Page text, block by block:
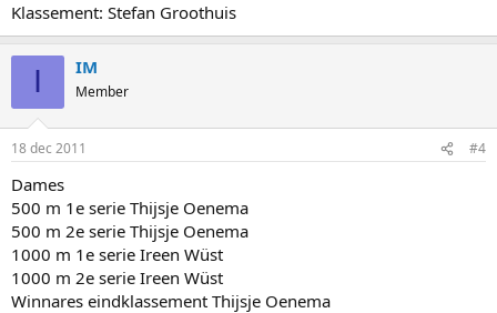
Klassement: Stefan Groothuis
I IM
Member
18 dec 2011 #4
Dames
500 m 1e serie Thijsje Oenema
500 m 2e serie Thijsje Oenema
1000 m 1e serie Ireen Wüst
1000 m 2e serie Ireen Wüst
Winnares eindklassement Thijsje Oenema